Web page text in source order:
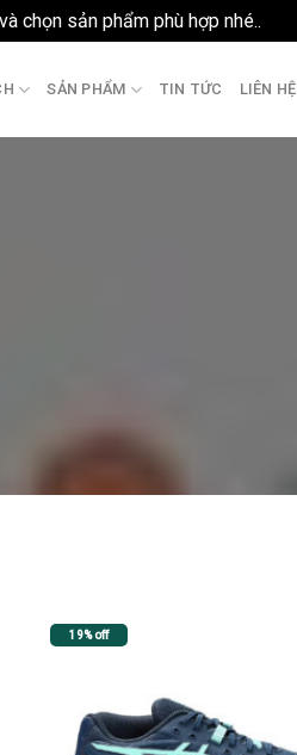
chọn sản phẩm phù hợp nhé..
SẢN PHẨM TIN TỨC LIÊN HỆ
19% off